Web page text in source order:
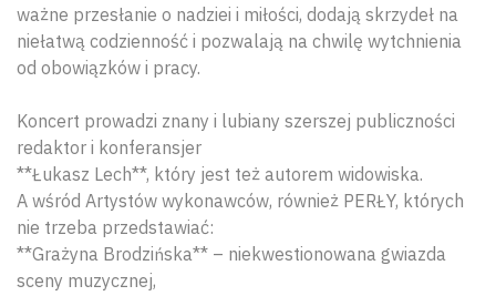
ważne przesłanie o nadziei i miłości, dodają skrzydeł na
niełatwą codzienność i pozwalają na chwilę wytchnienia
od obowiązków i pracy.
Koncert prowadzi znany i lubiany szerszej publiczności
redaktor i konferansjer
**Łukasz Lech**, który jest też autorem widowiska.
A wśród Artystów wykonawców, również PERŁY, których
nie trzeba przedstawiać:
**Grażyna Brodzińska** – niekwestionowana gwiazda
sceny muzycznej,